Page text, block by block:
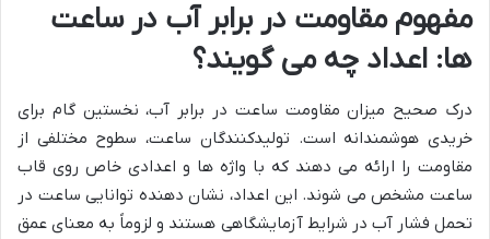
مفهوم مقاومت در برابر آب در ساعت
ها: اعداد چه می گویند؟
درک صحیح میزان مقاومت ساعت در برابر آب، نخستین گام برای
خریدی هوشمندانه است. تولیدکنندگان ساعت، سطوح مختلفی از
مقاومت را ارائه می دهند که با واژه ها و اعدادی خاص روی قاب
ساعت مشخص می شوند. این اعداد، نشان دهنده توانایی ساعت در
تحمل فشار آب در شرایط آزمایشگاهی هستند و لزوماً به معنای عمق